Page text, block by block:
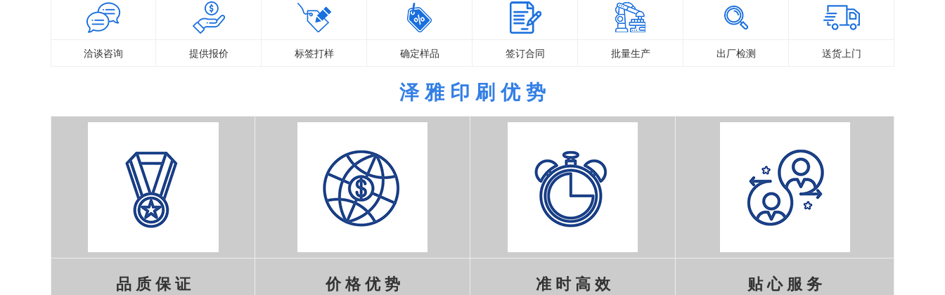
洽谈咨询 提供报价 标签打样 确定样品 签订合同 批量生产 出厂检测 送货上门
泽 雅 印 刷 优 势
品 质 保 证 价 格 优 势 准 时 高 效 贴 心 服 务